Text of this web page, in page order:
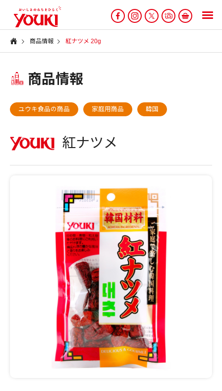
商品情報 紅ナツメ 20g
商品情報
ユウキ食品の商品 家庭用商品 韓国
紅ナツメ